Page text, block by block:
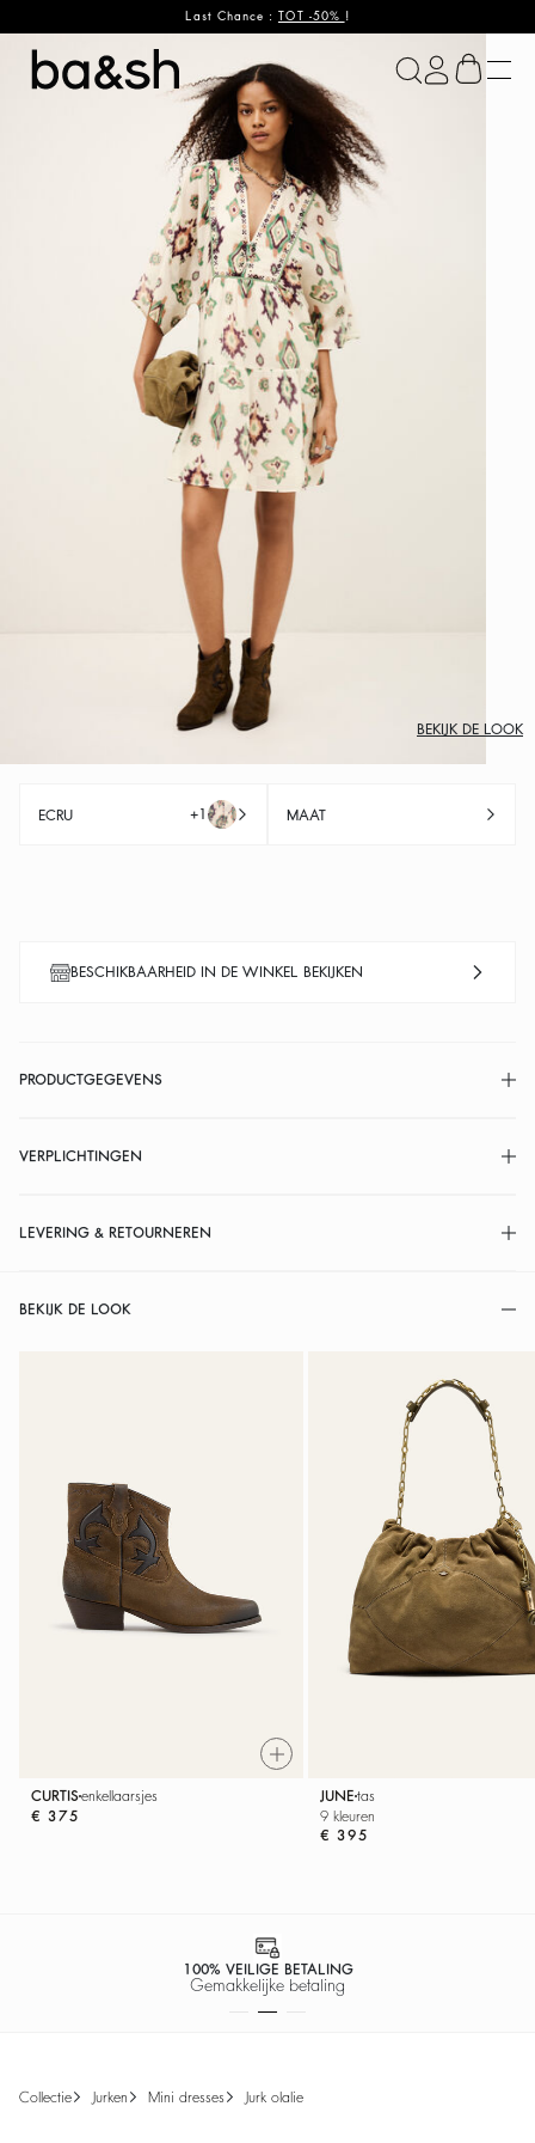
Last Chance : TOT -50% !
ba&sh
BEKIJK DE LOOK
ECRU +1 MAAT
BESCHIKBAARHEID IN DE WINKEL BEKIJKEN
PRODUCTGEGEVENS
VERPLICHTINGEN
LEVERING & RETOURNEREN
BEKIJK DE LOOK
CURTISenkellaarsjes
€ 375
JUNEtas
9 kleuren
€ 395
100% VEILIGE BETALING
Gemakkelijke betaling
collectie jurken mini dresses jurk olalie